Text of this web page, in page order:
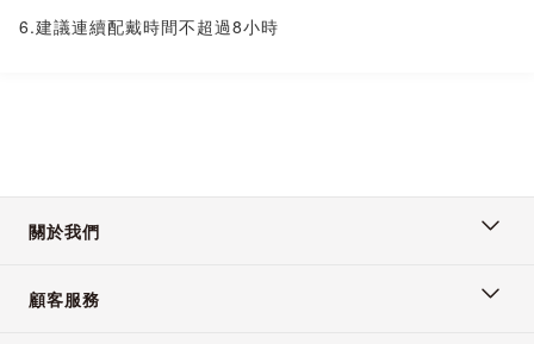
6.建議連續配戴時間不超過8小時
關於我們
顧客服務